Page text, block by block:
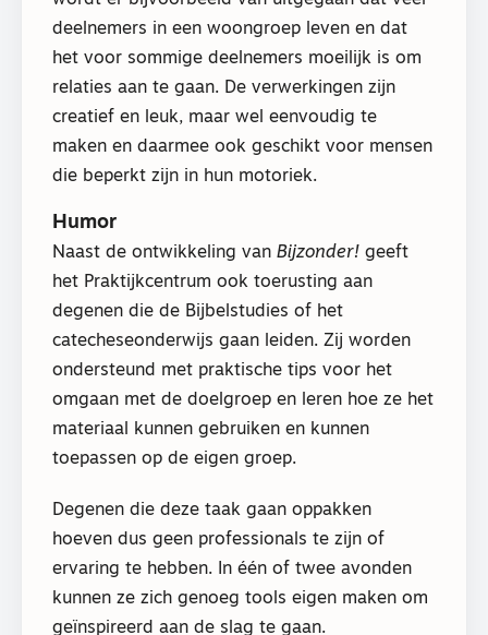
deelnemers in een woongroep leven en dat
het voor sommige deelnemers moeilijk is om
relaties aan te gaan. De verwerkingen zijn
creatief en leuk, maar wel eenvoudig te
maken en daarmee ook geschikt voor mensen
die beperkt zijn in hun motoriek.
Humor
Naast de ontwikkeling van Bijzonder! geeft
het Praktijkcentrum ook toerusting aan
degenen die de Bijbelstudies of het
catecheseonderwijs gaan leiden. Zij worden
ondersteund met praktische tips voor het
omgaan met de doelgroep en leren hoe ze het
materiaal kunnen gebruiken en kunnen
toepassen op de eigen groep.
Degenen die deze taak gaan oppakken
hoeven dus geen professionals te zijn of
ervaring te hebben. In één of twee avonden
kunnen ze zich genoeg tools eigen maken om
geïnspireerd aan de slag te gaan.